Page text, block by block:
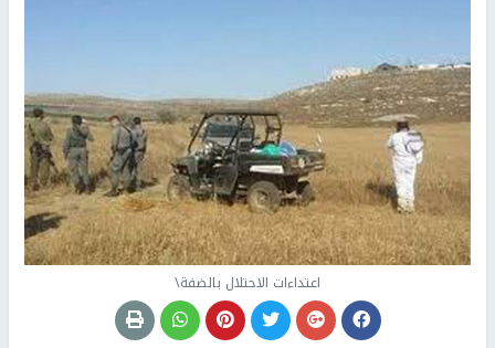
اعتداءات الاحتلال بالضفة\